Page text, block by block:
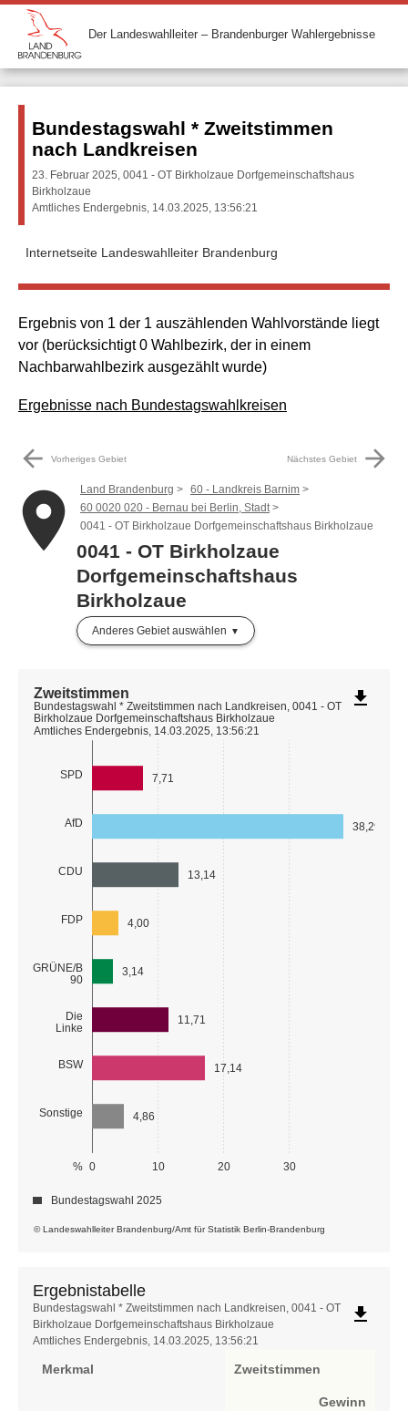
Der Landeswahlleiter – Brandenburger Wahlergebnisse
Bundestagswahl * Zweitstimmen
nach Landkreisen
23. Februar 2025, 0041 - OT Birkholzaue Dorfgemeinschaftshaus
Birkholzaue
Amtliches Endergebnis, 14.03.2025, 13:56:21
Internetseite Landeswahlleiter Brandenburg
Ergebnis von 1 der 1 auszählenden Wahlvorstände liegt
vor (berücksichtigt 0 Wahlbezirk, der in einem
Nachbarwahlbezirk ausgezählt wurde)
Ergebnisse nach Bundestagswahlkreisen
arrow_back Vorheriges Gebiet Nächstes Gebiet arrow_forward
place Land Brandenburg
60 - Landkreis Barnim
60 0020 020 - Bernau bei Berlin, Stadt
0041 - OT Birkholzaue Dorfgemeinschaftshaus Birkholzaue
0041 - OT Birkholzaue
Dorfgemeinschaftshaus
Birkholzaue
Anderes Gebiet auswählen
SPD
AfD
CDU
FDP
GRÜNE/B
90
Die
Linke
BSW
Sonstige
0 10 20 30
%
7,71
38,29
13,14
4,00
3,14
11,71
17,14
4,86
© Landeswahlleiter Brandenburg/Amt für Statistik Berlin-Brandenburg
Zweitstimmen
Bundestagswahl * Zweitstimmen nach Landkreisen, 0041 - OT
Birkholzaue Dorfgemeinschaftshaus Birkholzaue
Amtliches Endergebnis, 14.03.2025, 13:56:21
Bundestagswahl 2025
file_download
Ergebnistabelle
Ergebnistabelle
Bundestagswahl * Zweitstimmen nach Landkreisen, 0041 - OT
Birkholzaue Dorfgemeinschaftshaus Birkholzaue
Amtliches Endergebnis, 14.03.2025, 13:56:21
file_download
Merkmal Zweitstimmen
Gewinn